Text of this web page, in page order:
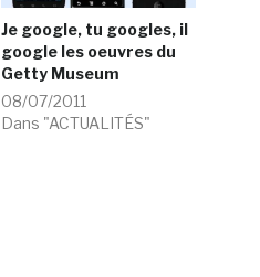
Je google, tu googles, il
google les oeuvres du
Getty Museum
08/07/2011
Dans "ACTUALITÉS"